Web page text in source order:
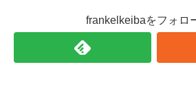
frankelkeibaをフォロ